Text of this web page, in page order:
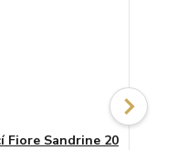
Fiore Sandrine 20